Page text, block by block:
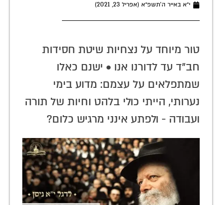
י״א באייר ה׳תשפ״א (אפריל 23, 2021)
טור מיוחד על נצחיות שיטת חסידות
חב"ד עד לדורנו אנו • ישנם כאלו
שמתפלאים על עצמם: מדוע בימי
נערותי, הייתי כולי בלהט וחיות של תורה
ועבודה - ולפתע אינני מרגיש כלום?